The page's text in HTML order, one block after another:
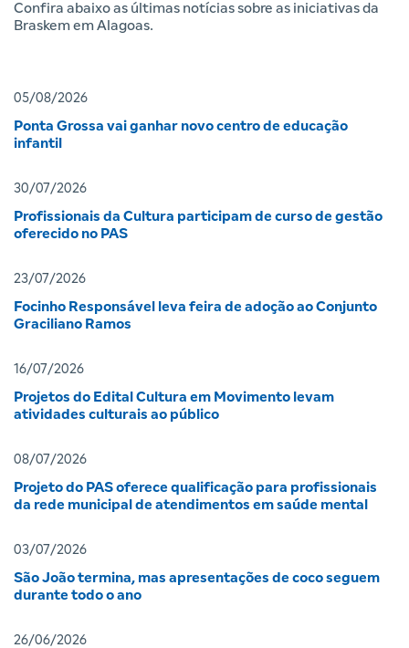
Confira abaixo as últimas notícias sobre as iniciativas da
Braskem em Alagoas.
05/08/2026
Ponta Grossa vai ganhar novo centro de educação
infantil
30/07/2026
Profissionais da Cultura participam de curso de gestão
oferecido no PAS
23/07/2026
Focinho Responsável leva feira de adoção ao Conjunto
Graciliano Ramos
16/07/2026
Projetos do Edital Cultura em Movimento levam
atividades culturais ao público
08/07/2026
Projeto do PAS oferece qualificação para profissionais
da rede municipal de atendimentos em saúde mental
03/07/2026
São João termina, mas apresentações de coco seguem
durante todo o ano
26/06/2026